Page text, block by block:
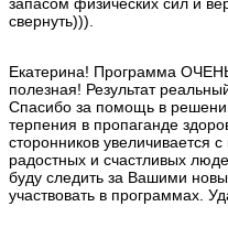
свернуть))).
Екатерина! Программа
полезная! Результат
Спасибо за помощь в
терпения в пропаганде
сторонников увеличивается
радостных и счастливых
буду следить за Вашими
участвовать в программах.